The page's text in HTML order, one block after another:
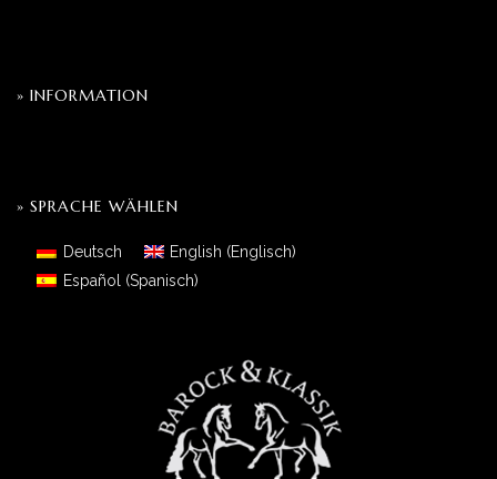
» INFORMATION
» SPRACHE WÄHLEN
Deutsch English (Englisch)
Español(Spanisch)